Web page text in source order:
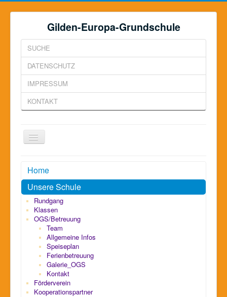
Gilden-Europa-Grundschule
SUCHE
DATENSCHUTZ
IMPRESSUM
KONTAKT
Toggle
Navigation
Home
Unsere Schule
Rundgang
Klassen
OGS/Betreuung
Team
Allgemeine Infos
Speiseplan
Ferienbetreuung
Galerie_OGS
Kontakt
Förderverein
Kooperationspartner